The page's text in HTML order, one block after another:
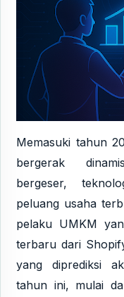
Memasuki tahun
bergerak
bergeser,
peluang usaha
pelaku UMKM
terbaru dari
yang diprediksi
tahun ini, mulai